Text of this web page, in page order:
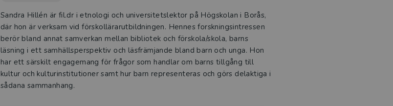
Sandra Hillén är fil.dr i etnologi och universitetslektor på Högskolan i Borås,
där hon är verksam vid förskollärarutbildningen. Hennes forskningsintressen
berör bland annat samverkan mellan bibliotek och förskola/skola, barns
läsning i ett samhällsperspektiv och läsfrämjande bland barn och unga. Hon
har ett särskilt engagemang för frågor som handlar om barns tillgång till
kultur och kulturinstitutioner samt hur barn representeras och görs delaktiga i
sådana sammanhang.